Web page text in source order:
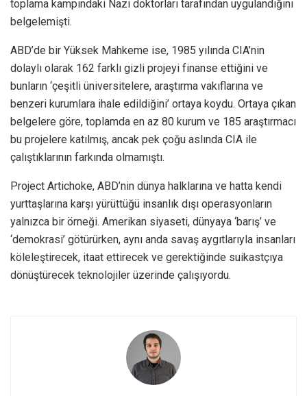
toplama kampındaki Nazi doktorları tarafından uygulandığını
belgelemişti.
ABD’de bir Yüksek Mahkeme ise, 1985 yılında CIA’nin
dolaylı olarak 162 farklı gizli projeyi finanse ettiğini ve
bunların ‘çeşitli üniversitelere, araştırma vakıflarına ve
benzeri kurumlara ihale edildiğini’ ortaya koydu. Ortaya çıkan
belgelere göre, toplamda en az 80 kurum ve 185 araştırmacı
bu projelere katılmış, ancak pek çoğu aslında CIA ile
çalıştıklarının farkında olmamıştı.
Project Artichoke, ABD’nin dünya halklarına ve hatta kendi
yurttaşlarına karşı yürüttüğü insanlık dışı operasyonların
yalnızca bir örneği. Amerikan siyaseti, dünyaya ‘barış’ ve
‘demokrasi’ götürürken, aynı anda savaş aygıtlarıyla insanları
köleleştirecek, itaat ettirecek ve gerektiğinde suikastçıya
dönüştürecek teknolojiler üzerinde çalışıyordu.